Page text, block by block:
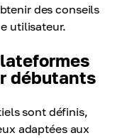
des conseils
utilisateur.
débutants
sont définis,
adaptées aux